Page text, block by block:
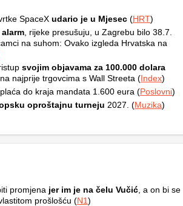
SpaceX udario je u Mjesec (HRT)
, rijeke presušuju, u Zagrebu bilo 38.7.
na suhom: Ovako izgleda Hrvatska na
svojim objavama za 100.000 dolara
najprije trgovcima s Wall Streeta (Index)
do kraja mandata 1.600 eura (Poslovni)
oproštajnu turneju 2027. (Muzika)
promjena jer im je na čelu Vučić , a on bi se
prošlošću (N1)